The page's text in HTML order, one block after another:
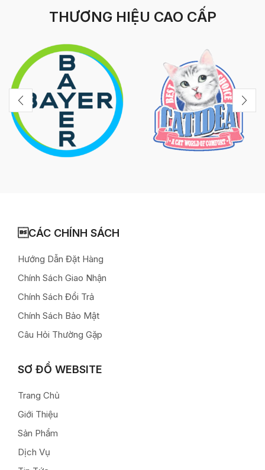
THƯƠNG HIỆU CAO CẤP
CÁC CHÍNH SÁCH
Hướng Dẫn Đặt Hàng
Chính Sách Giao Nhận
Chính Sách Đổi Trả
Chính Sách Bảo Mật
Câu Hỏi Thường Gặp
SƠ ĐỒ WEBSITE
Trang Chủ
Giới Thiệu
Sản Phẩm
Dịch Vụ